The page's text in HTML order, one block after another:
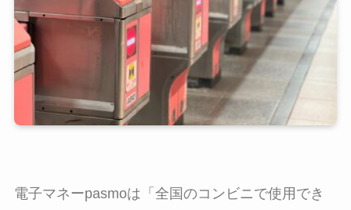
電子マネーpasmoは「全国のコンビニで使用でき